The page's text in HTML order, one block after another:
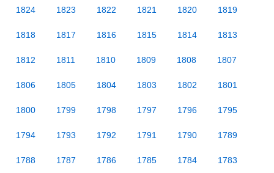
1824 1823 1822 1821 1820 1819
1818 1817 1816 1815 1814 1813
1812 1811 1810 1809 1808 1807
1806 1805 1804 1803 1802 1801
1800 1799 1798 1797 1796 1795
1794 1793 1792 1791 1790 1789
1788 1787 1786 1785 1784 1783